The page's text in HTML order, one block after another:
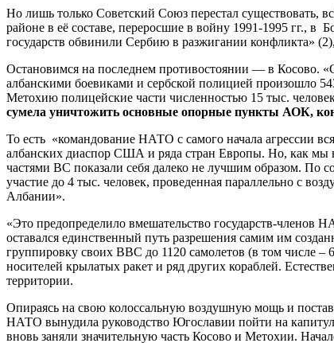
Но лишь только Советский Союз перестал существовать,
районе в её составе, переросшие в войну 1991-1995 гг.,
государств обвинили Сербию в разжигании конфликта»
Остановимся на последнем противостоянии — в Косово.
албанскими боевиками и сербской полицией произошло
Метохию полицейские части численностью 15 тыс.
сумела уничтожить основные опорные пункты АОК,
То есть «командование НАТО с самого начала агрессии
албанских диаспор США и ряда стран Европы. Но, как мы
частями ВС показали себя далеко не лучшим образом. По
участие до 4 тыс. человек, проведенная параллельно с
Албании».
«Это предопределило вмешательство государств-членов
оставался единственный путь разрешения самим им
группировку своих ВВС до 1120 самолетов (в том числе
носителей крылатых ракет и ряд других кораблей.
территории.
Опираясь на свою колоссальную воздушную мощь и
НАТО вынудила руководство Югославии пойти на
вновь заняли значительную часть Косово и Метохии.